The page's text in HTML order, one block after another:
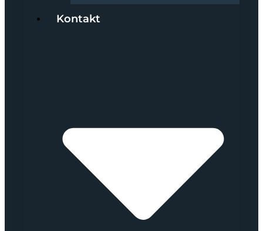
Kontakt